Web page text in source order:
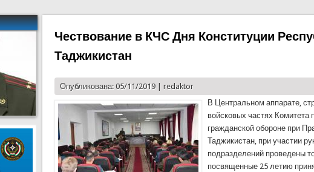
Чествование в КЧС Дня Конституции
Таджикистан
Опубликована: 05/11/2019 |redaktor
В Центральном аппарате,
войсковых частях
гражданской обороне при
Таджикистан, при участии
подразделений проведены
посвященные 25 летию